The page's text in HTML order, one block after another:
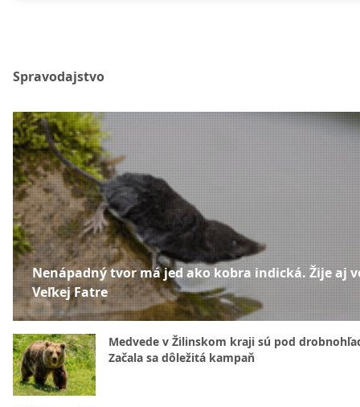
Spravodajstvo
Nenápadný tvor má jed ako kobra indická. Žije aj
Veľkej Fatre
Medvede v Žilinskom kraji sú pod
Začala sa dôležitá kampaň